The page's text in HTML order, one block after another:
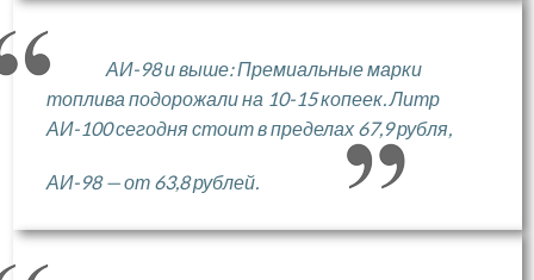
АИ-98 и выше: Премиальные марки
топлива подорожали на 10-15 копеек. Литр
АИ-100 сегодня стоит в пределах 67,9 рубля,
АИ-98 — от 63,8 рублей.